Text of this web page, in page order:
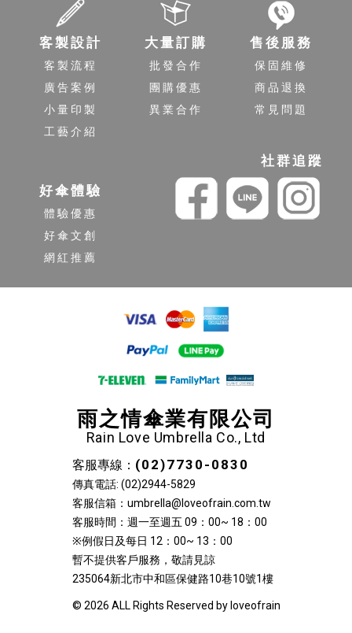
客製設計
客製流程
廣告案例
小量印製
工藝介紹
大量訂購
批發合作
團購優惠
異業合作
售後服務
保固維修
商品退換
常見問題
好傘體驗
體驗優惠
好傘文創
網紅推薦
社群追蹤
雨之情傘業有限公司
Rain Love Umbrella Co., Ltd
客服專線： (02)7730-0830
傳真電話: (02)2944-5829
客服信箱：umbrella@loveofrain.com.tw
客服時間：週一至週五 09：00~ 18：00
※例假日及每日 12：00~ 13：00
暫不提供客戶服務，敬請見諒
235064新北市中和區保健路10巷10號1樓
© 2026 ALL Rights Reserved by loveofrain